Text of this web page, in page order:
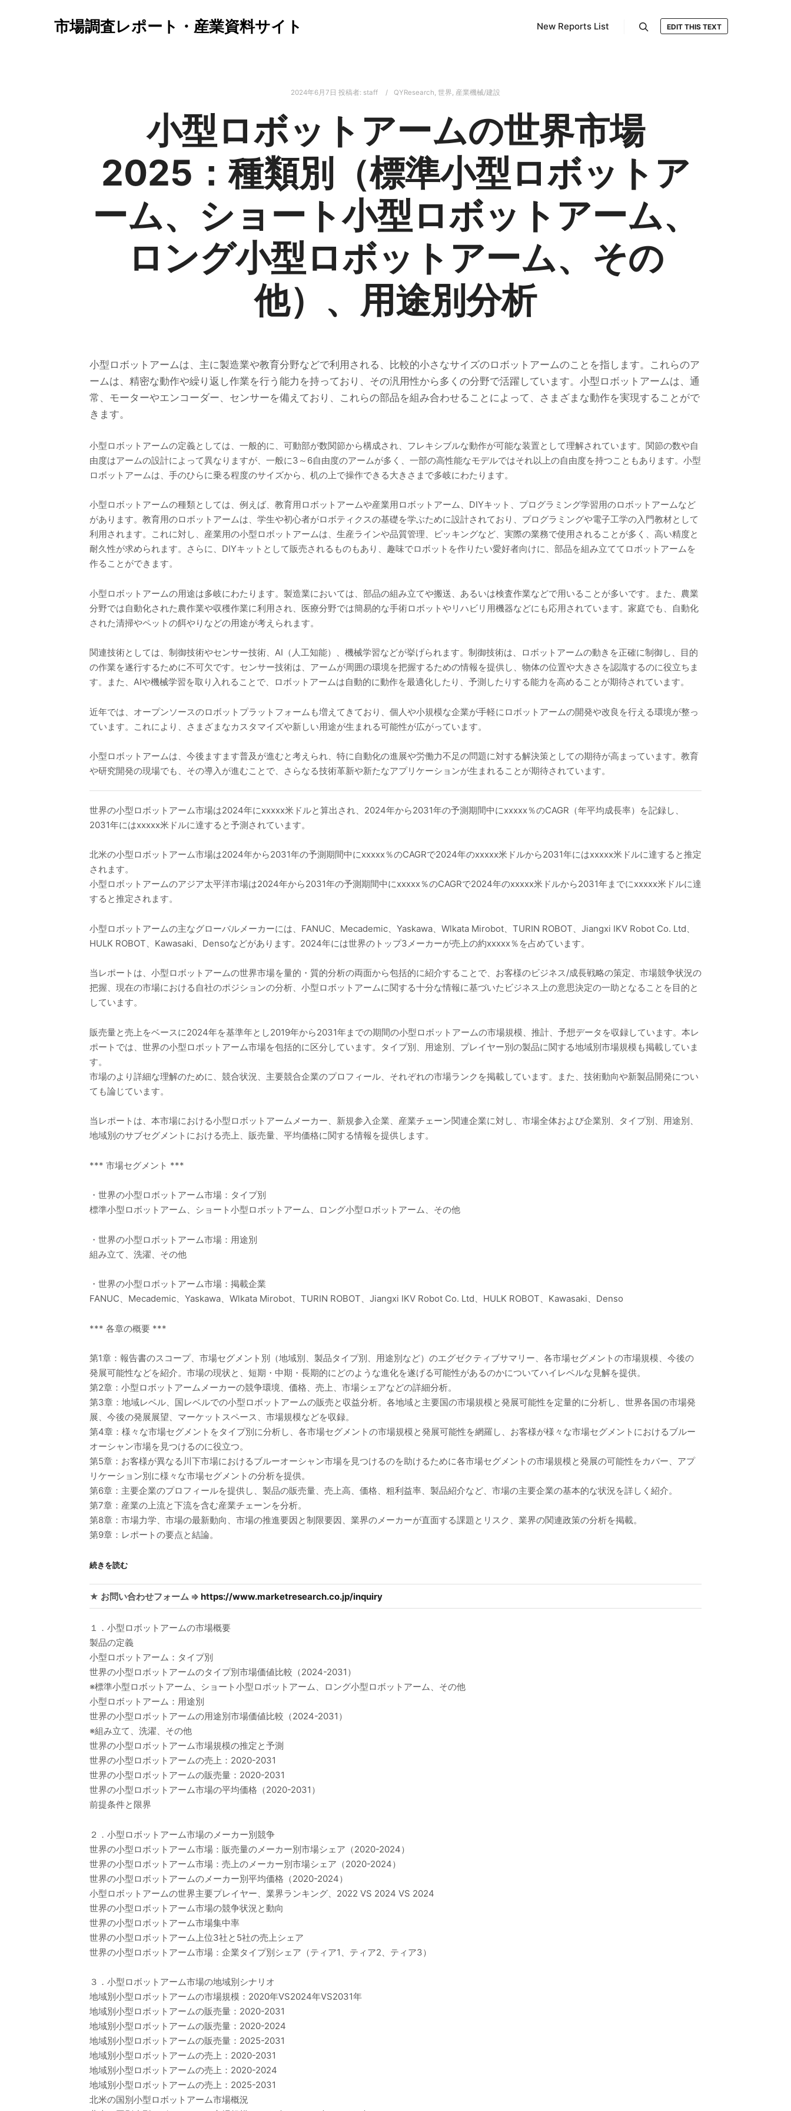
市場調査レポート・産業資料サイト New Reports List EDIT THIS TEXT
2024年6月7日 投稿者: staff QYResearch, 世界, 産業機械/建設
小型ロボットアームの世界市場
2025：種類別（標準小型ロボットア
ーム、ショート小型ロボットアーム、
ロング小型ロボットアーム、その
他）、用途別分析
小型ロボットアームは、主に製造業や教育分野などで利用される、比較的小さなサイズのロボットアームのことを指します。これらのア
ームは、精密な動作や繰り返し作業を行う能力を持っており、その汎用性から多くの分野で活躍しています。小型ロボットアームは、通
常、モーターやエンコーダー、センサーを備えており、これらの部品を組み合わせることによって、さまざまな動作を実現することがで
きます。
小型ロボットアームの定義としては、一般的に、可動部が数関節から構成され、フレキシブルな動作が可能な装置として理解されています。関節の数や自
由度はアームの設計によって異なりますが、一般に3～6自由度のアームが多く、一部の高性能なモデルではそれ以上の自由度を持つこともあります。小型
ロボットアームは、手のひらに乗る程度のサイズから、机の上で操作できる大きさまで多岐にわたります。
小型ロボットアームの種類としては、例えば、教育用ロボットアームや産業用ロボットアーム、DIYキット、プログラミング学習用のロボットアームなど
があります。教育用のロボットアームは、学生や初心者がロボティクスの基礎を学ぶために設計されており、プログラミングや電子工学の入門教材として
利用されます。これに対し、産業用の小型ロボットアームは、生産ラインや品質管理、ピッキングなど、実際の業務で使用されることが多く、高い精度と
耐久性が求められます。さらに、DIYキットとして販売されるものもあり、趣味でロボットを作りたい愛好者向けに、部品を組み立ててロボットアームを
作ることができます。
小型ロボットアームの用途は多岐にわたります。製造業においては、部品の組み立てや搬送、あるいは検査作業などで用いることが多いです。また、農業
分野では自動化された農作業や収穫作業に利用され、医療分野では簡易的な手術ロボットやリハビリ用機器などにも応用されています。家庭でも、自動化
された清掃やペットの餌やりなどの用途が考えられます。
関連技術としては、制御技術やセンサー技術、AI（人工知能）、機械学習などが挙げられます。制御技術は、ロボットアームの動きを正確に制御し、目的
の作業を遂行するために不可欠です。センサー技術は、アームが周囲の環境を把握するための情報を提供し、物体の位置や大きさを認識するのに役立ちま
す。また、AIや機械学習を取り入れることで、ロボットアームは自動的に動作を最適化したり、予測したりする能力を高めることが期待されています。
近年では、オープンソースのロボットプラットフォームも増えてきており、個人や小規模な企業が手軽にロボットアームの開発や改良を行える環境が整っ
ています。これにより、さまざまなカスタマイズや新しい用途が生まれる可能性が広がっています。
小型ロボットアームは、今後ますます普及が進むと考えられ、特に自動化の進展や労働力不足の問題に対する解決策としての期待が高まっています。教育
や研究開発の現場でも、その導入が進むことで、さらなる技術革新や新たなアプリケーションが生まれることが期待されています。
世界の小型ロボットアーム市場は2024年にxxxxx米ドルと算出され、2024年から2031年の予測期間中にxxxxx％のCAGR（年平均成長率）を記録し、
2031年にはxxxxx米ドルに達すると予測されています。
北米の小型ロボットアーム市場は2024年から2031年の予測期間中にxxxxx％のCAGRで2024年のxxxxx米ドルから2031年にはxxxxx米ドルに達すると推定
されます。
小型ロボットアームのアジア太平洋市場は2024年から2031年の予測期間中にxxxxx％のCAGRで2024年のxxxxx米ドルから2031年までにxxxxx米ドルに達
すると推定されます。
小型ロボットアームの主なグローバルメーカーには、FANUC、Mecademic、Yaskawa、Wlkata Mirobot、TURIN ROBOT、Jiangxi IKV Robot Co. Ltd、
HULK ROBOT、Kawasaki、Densoなどがあります。2024年には世界のトップ3メーカーが売上の約xxxxx％を占めています。
当レポートは、小型ロボットアームの世界市場を量的・質的分析の両面から包括的に紹介することで、お客様のビジネス/成長戦略の策定、市場競争状況の
把握、現在の市場における自社のポジションの分析、小型ロボットアームに関する十分な情報に基づいたビジネス上の意思決定の一助となることを目的と
しています。
販売量と売上をベースに2024年を基準年とし2019年から2031年までの期間の小型ロボットアームの市場規模、推計、予想データを収録しています。本レ
ポートでは、世界の小型ロボットアーム市場を包括的に区分しています。タイプ別、用途別、プレイヤー別の製品に関する地域別市場規模も掲載していま
す。
市場のより詳細な理解のために、競合状況、主要競合企業のプロフィール、それぞれの市場ランクを掲載しています。また、技術動向や新製品開発につい
ても論じています。
当レポートは、本市場における小型ロボットアームメーカー、新規参入企業、産業チェーン関連企業に対し、市場全体および企業別、タイプ別、用途別、
地域別のサブセグメントにおける売上、販売量、平均価格に関する情報を提供します。
*** 市場セグメント ***
・世界の小型ロボットアーム市場：タイプ別
標準小型ロボットアーム、ショート小型ロボットアーム、ロング小型ロボットアーム、その他
・世界の小型ロボットアーム市場：用途別
組み立て、洗濯、その他
・世界の小型ロボットアーム市場：掲載企業
FANUC、Mecademic、Yaskawa、Wlkata Mirobot、TURIN ROBOT、Jiangxi IKV Robot Co. Ltd、HULK ROBOT、Kawasaki、Denso
*** 各章の概要 ***
第1章：報告書のスコープ、市場セグメント別（地域別、製品タイプ別、用途別など）のエグゼクティブサマリー、各市場セグメントの市場規模、今後の
発展可能性などを紹介。市場の現状と、短期・中期・長期的にどのような進化を遂げる可能性があるのかについてハイレベルな見解を提供。
第2章：小型ロボットアームメーカーの競争環境、価格、売上、市場シェアなどの詳細分析。
第3章：地域レベル、国レベルでの小型ロボットアームの販売と収益分析。各地域と主要国の市場規模と発展可能性を定量的に分析し、世界各国の市場発
展、今後の発展展望、マーケットスペース、市場規模などを収録。
第4章：様々な市場セグメントをタイプ別に分析し、各市場セグメントの市場規模と発展可能性を網羅し、お客様が様々な市場セグメントにおけるブルー
オーシャン市場を見つけるのに役立つ。
第5章：お客様が異なる川下市場におけるブルーオーシャン市場を見つけるのを助けるために各市場セグメントの市場規模と発展の可能性をカバー、アプ
リケーション別に様々な市場セグメントの分析を提供。
第6章：主要企業のプロフィールを提供し、製品の販売量、売上高、価格、粗利益率、製品紹介など、市場の主要企業の基本的な状況を詳しく紹介。
第7章：産業の上流と下流を含む産業チェーンを分析。
第8章：市場力学、市場の最新動向、市場の推進要因と制限要因、業界のメーカーが直面する課題とリスク、業界の関連政策の分析を掲載。
第9章：レポートの要点と結論。
続きを読む
★ お問い合わせフォーム ⇒ https://www.marketresearch.co.jp/inquiry
１．小型ロボットアームの市場概要
製品の定義
小型ロボットアーム：タイプ別
世界の小型ロボットアームのタイプ別市場価値比較（2024-2031）
※標準小型ロボットアーム、ショート小型ロボットアーム、ロング小型ロボットアーム、その他
小型ロボットアーム：用途別
世界の小型ロボットアームの用途別市場価値比較（2024-2031）
※組み立て、洗濯、その他
世界の小型ロボットアーム市場規模の推定と予測
世界の小型ロボットアームの売上：2020-2031
世界の小型ロボットアームの販売量：2020-2031
世界の小型ロボットアーム市場の平均価格（2020-2031）
前提条件と限界
２．小型ロボットアーム市場のメーカー別競争
世界の小型ロボットアーム市場：販売量のメーカー別市場シェア（2020-2024）
世界の小型ロボットアーム市場：売上のメーカー別市場シェア（2020-2024）
世界の小型ロボットアームのメーカー別平均価格（2020-2024）
小型ロボットアームの世界主要プレイヤー、業界ランキング、2022 VS 2024 VS 2024
世界の小型ロボットアーム市場の競争状況と動向
世界の小型ロボットアーム市場集中率
世界の小型ロボットアーム上位3社と5社の売上シェア
世界の小型ロボットアーム市場：企業タイプ別シェア（ティア1、ティア2、ティア3）
３．小型ロボットアーム市場の地域別シナリオ
地域別小型ロボットアームの市場規模：2020年VS2024年VS2031年
地域別小型ロボットアームの販売量：2020-2031
地域別小型ロボットアームの販売量：2020-2024
地域別小型ロボットアームの販売量：2025-2031
地域別小型ロボットアームの売上：2020-2031
地域別小型ロボットアームの売上：2020-2024
地域別小型ロボットアームの売上：2025-2031
北米の国別小型ロボットアーム市場概況